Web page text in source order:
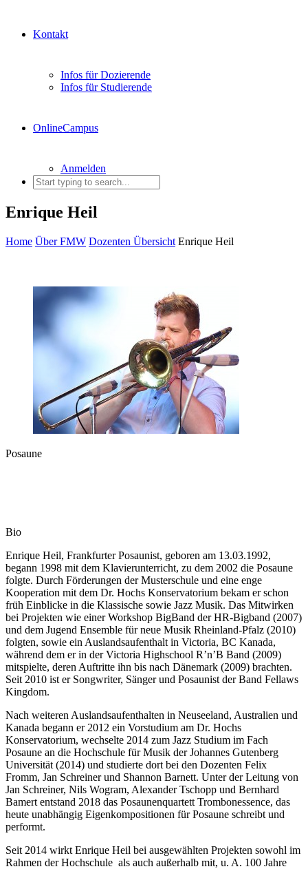
Kontakt
Infos für Dozierende
Infos für Studierende
OnlineCampus
Anmelden
Enrique Heil
Home Über FMW Dozenten Übersicht Enrique Heil
Posaune
Bio
Enrique Heil, Frankfurter Posaunist, geboren am 13.03.1992,
begann 1998 mit dem Klavierunterricht, zu dem 2002 die Posaune
folgte. Durch Förderungen der Musterschule und eine enge
Kooperation mit dem Dr. Hochs Konservatorium bekam er schon
früh Einblicke in die Klassische sowie Jazz Musik. Das Mitwirken
bei Projekten wie einer Workshop BigBand der HR-Bigband (2007)
und dem Jugend Ensemble für neue Musik Rheinland-Pfalz (2010)
folgten, sowie ein Auslandsaufenthalt in Victoria, BC Kanada,
während dem er in der Victoria Highschool R’n’B Band (2009)
mitspielte, deren Auftritte ihn bis nach Dänemark (2009) brachten.
Seit 2010 ist er Songwriter, Sänger und Posaunist der Band Fellaws
Kingdom.
Nach weiteren Auslandsaufenthalten in Neuseeland, Australien und
Kanada begann er 2012 ein Vorstudium am Dr. Hochs
Konservatorium, wechselte 2014 zum Jazz Studium im Fach
Posaune an die Hochschule für Musik der Johannes Gutenberg
Universität (2014) und studierte dort bei den Dozenten Felix
Fromm, Jan Schreiner und Shannon Barnett. Unter der Leitung von
Jan Schreiner, Nils Wogram, Alexander Tschopp und Bernhard
Bamert entstand 2018 das Posaunenquartett Trombonessence, das
heute unabhängig Eigenkompositionen für Posaune schreibt und
performt.
Seit 2014 wirkt Enrique Heil bei ausgewählten Projekten sowohl im
Rahmen der Hochschule als auch außerhalb mit, u. A. 100 Jahre